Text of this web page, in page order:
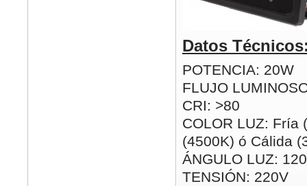
Datos
POTENCIA: 20W
FLUJO
CRI: >80
COLOR LUZ: Fría
(4500K) ó Cálida
ÁNGULO LUZ:
TENSIÓN: 220V